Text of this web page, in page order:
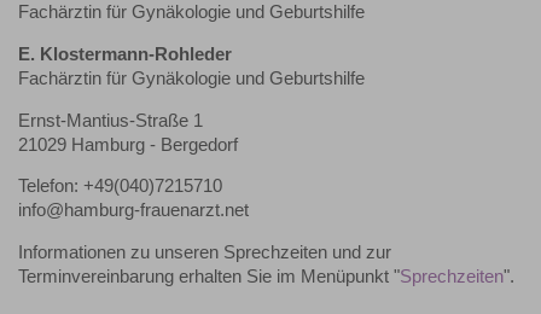
Fachärztin für Gynäkologie und Geburtshilfe
E. Klostermann-Rohleder
Fachärztin für Gynäkologie und Geburtshilfe
Ernst-Mantius-Straße 1
21029 Hamburg - Bergedorf
Telefon: +49(040)7215710
info@hamburg-frauenarzt.net
Informationen zu unseren Sprechzeiten und zur
Terminvereinbarung erhalten Sie im Menüpunkt "Sprechzeiten".